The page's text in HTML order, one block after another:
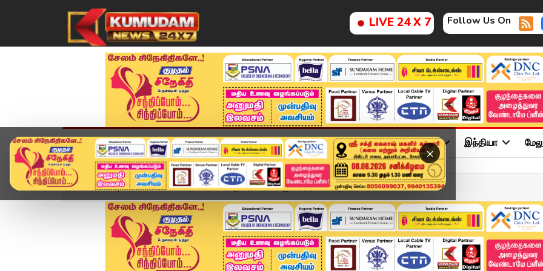
LIVE 24 X 7 Follow Us On
×
முகப்பு விளையாட்டு அண்மை தமிழ்நாடு சினிமா அரசியல் விளையாட்டு இந்தியா
Home வீடியோ ஸ்டோரி SIR பணிகளில் முறைகேடு காஞ்சிபுரத்தில் வெடித்த ப...